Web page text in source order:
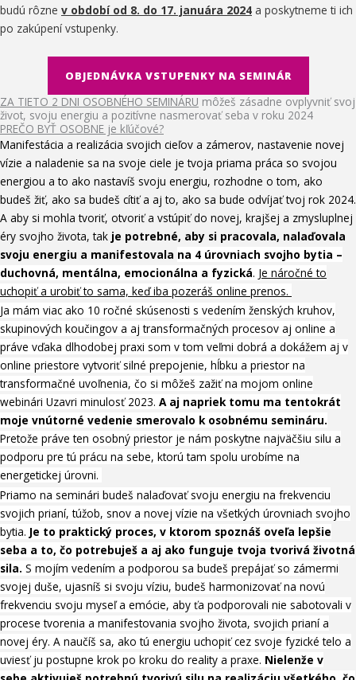
budú rôzne v období od 8. do 17. januára 2024 a poskytneme ti ich
po zakúpení vstupenky.
OBJEDNÁVKA VSTUPENKY NA SEMINÁR
ZA TIETO 2 DNI OSOBNÉHO SEMINÁRU môžeš zásadne ovplyvniť svoj
život, svoju energiu a pozitívne nasmerovať seba v roku 2024
PREČO BYŤ OSOBNE je kľúčové?
Manifestácia a realizácia svojich cieľov a zámerov, nastavenie novej
vízie a naladenie sa na svoje ciele je tvoja priama práca so svojou
energiou a to ako nastavíš svoju energiu, rozhodne o tom, ako
budeš žiť, ako sa budeš cítiť a aj to, ako sa bude odvíjať tvoj rok 2024.
A aby si mohla tvoriť, otvoriť a vstúpiť do novej, krajšej a zmysluplnej
éry svojho života, tak je potrebné, aby si pracovala, nalaďovala
svoju energiu a manifestovala na 4 úrovniach svojho bytia –
duchovná, mentálna, emocionálna a fyzická. Je náročné to
uchopiť a urobiť to sama, keď iba pozeráš online prenos.
Ja mám viac ako 10 ročné skúsenosti s vedením ženských kruhov,
skupinových koučingov a aj transformačných procesov aj online a
práve vďaka dlhodobej praxi som v tom veľmi dobrá a dokážem aj v
online priestore vytvoriť silné prepojenie, hĺbku a priestor na
transformačné uvoľnenia, čo si môžeš zažiť na mojom online
webinári Uzavri minulosť 2023. A aj napriek tomu ma tentokrát
moje vnútorné vedenie smerovalo k osobnému semináru.
Pretože práve ten osobný priestor je nám poskytne najväčšiu silu a
podporu pre tú prácu na sebe, ktorú tam spolu urobíme na
energetickej úrovni.
Priamo na seminári budeš nalaďovať svoju energiu na frekvenciu
svojich prianí, túžob, snov a novej vízie na všetkých úrovniach svojho
bytia. Je to praktický proces, v ktorom spoznáš oveľa lepšie
seba a to, čo potrebuješ a aj ako funguje tvoja tvorivá životná
sila. S mojím vedením a podporou sa budeš prepájať so zámermi
svojej duše, ujasníš si svoju víziu, budeš harmonizovať na novú
frekvenciu svoju myseľ a emócie, aby ťa podporovali nie sabotovali v
procese tvorenia a manifestovania svojho života, svojich prianí a
novej éry. A naučíš sa, ako tú energiu uchopiť cez svoje fyzické telo a
uviesť ju postupne krok po kroku do reality a praxe. Nielenže v